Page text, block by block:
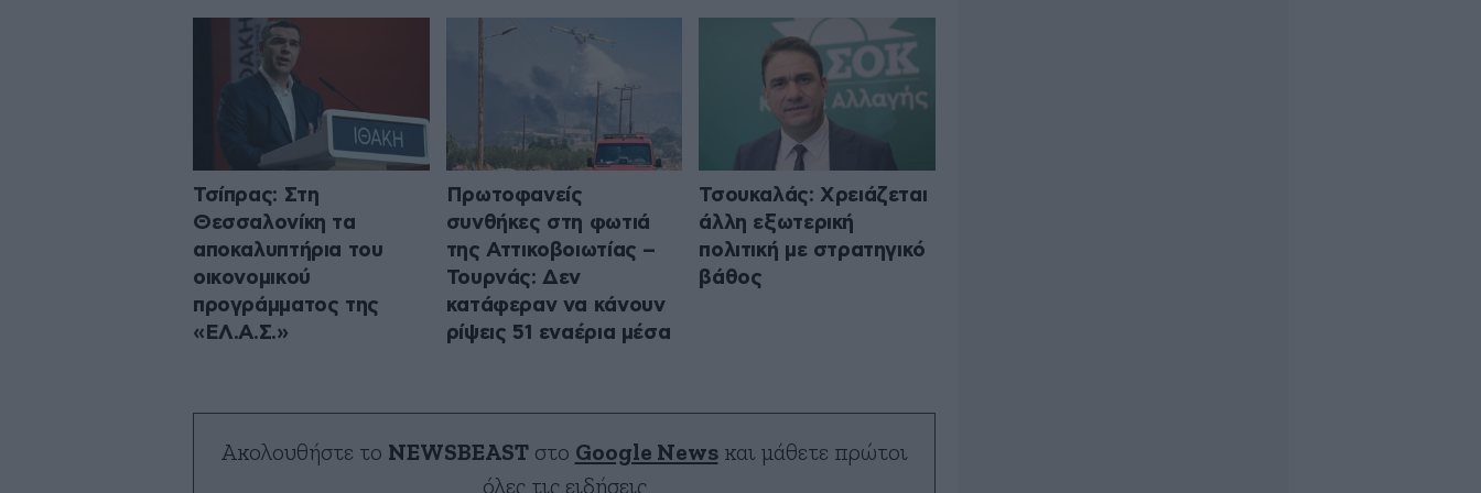
Τσίπρας: Στη
Θεσσαλονίκη τα
αποκαλυπτήρια του
οικονομικού
προγράμματος της
«ΕΛ.Α.Σ.»
Πρωτοφανείς
συνθήκες στη φωτιά
της Αττικοβοιωτίας –
Τουρνάς: Δεν
κατάφεραν να κάνουν
ρίψεις 51 εναέρια μέσα
Τσουκαλάς: Xρειάζεται
άλλη εξωτερική
πολιτική με στρατηγικό
βάθος
Ακολουθήστε το NEWSBEASTστο Google Newsκαι μάθετε πρώτοι
όλες τις ειδήσεις